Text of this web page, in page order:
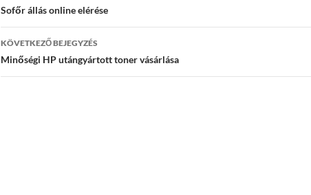
navigációja
Sofőr állás online elérése
KÖVETKEZŐ BEJEGYZÉS
Minőségi HP utángyártott toner vásárlása